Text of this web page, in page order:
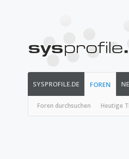
SYSPROFILE.DE FOREN
Foren durchsuchen Heutige